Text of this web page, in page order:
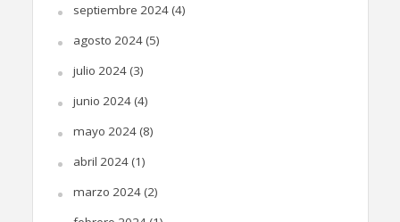
septiembre 2024(4)
agosto 2024(5)
julio 2024(3)
junio 2024(4)
mayo 2024(8)
abril 2024(1)
marzo 2024(2)